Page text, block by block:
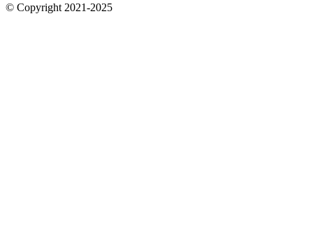
© Copyright 2021-2025